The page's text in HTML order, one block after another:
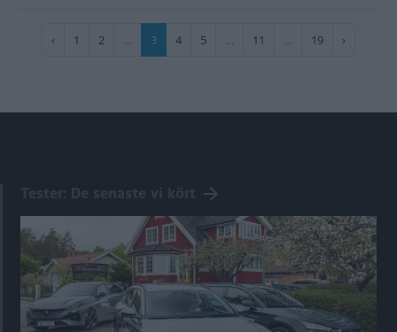
Paginering
Föregående
‹ Sida
1 Sida
2 …
Nuvarande
3 Sida
4 Sida
5 … Sida
11 … Sida
19
Nästa
›